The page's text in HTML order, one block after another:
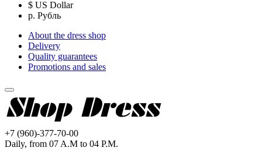
$ US Dollar
р. Рубль
About the dress shop
Delivery
Quality guarantees
Promotions and sales
+7 (960)-377-70-00
Daily, from 07 A.M to 04 P.M.